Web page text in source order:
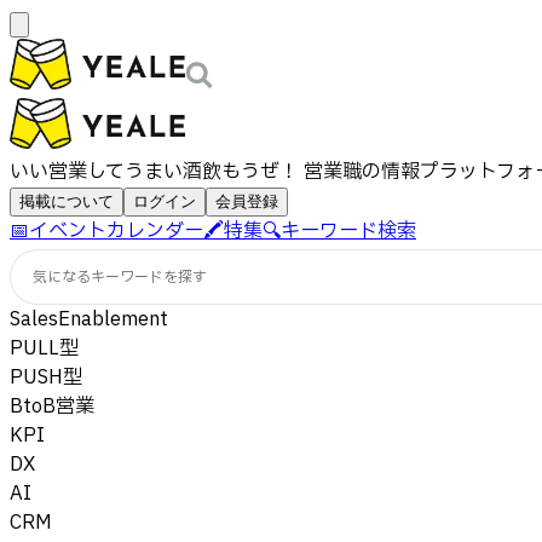
いい営業してうまい酒飲もうぜ！ 営業職の情報プラットフォ
掲載について ログイン 会員登録
📅イベントカレンダー🖍️特集🔍キーワード検索
気になるキーワードを探す
SalesEnablement
PULL型
PUSH型
BtoB営業
KPI
DX
AI
CRM